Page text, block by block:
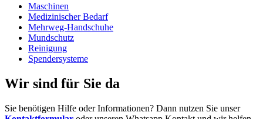
Maschinen
Medizinischer Bedarf
Mehrweg-Handschuhe
Mundschutz
Reinigung
Spendersysteme
Wir sind für Sie da
Sie benötigen Hilfe oder Informationen? Dann nutzen Sie unser